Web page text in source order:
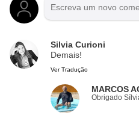
Silvia Curioni
Demais!
Ver Tradução
MARCOS
Obrigado